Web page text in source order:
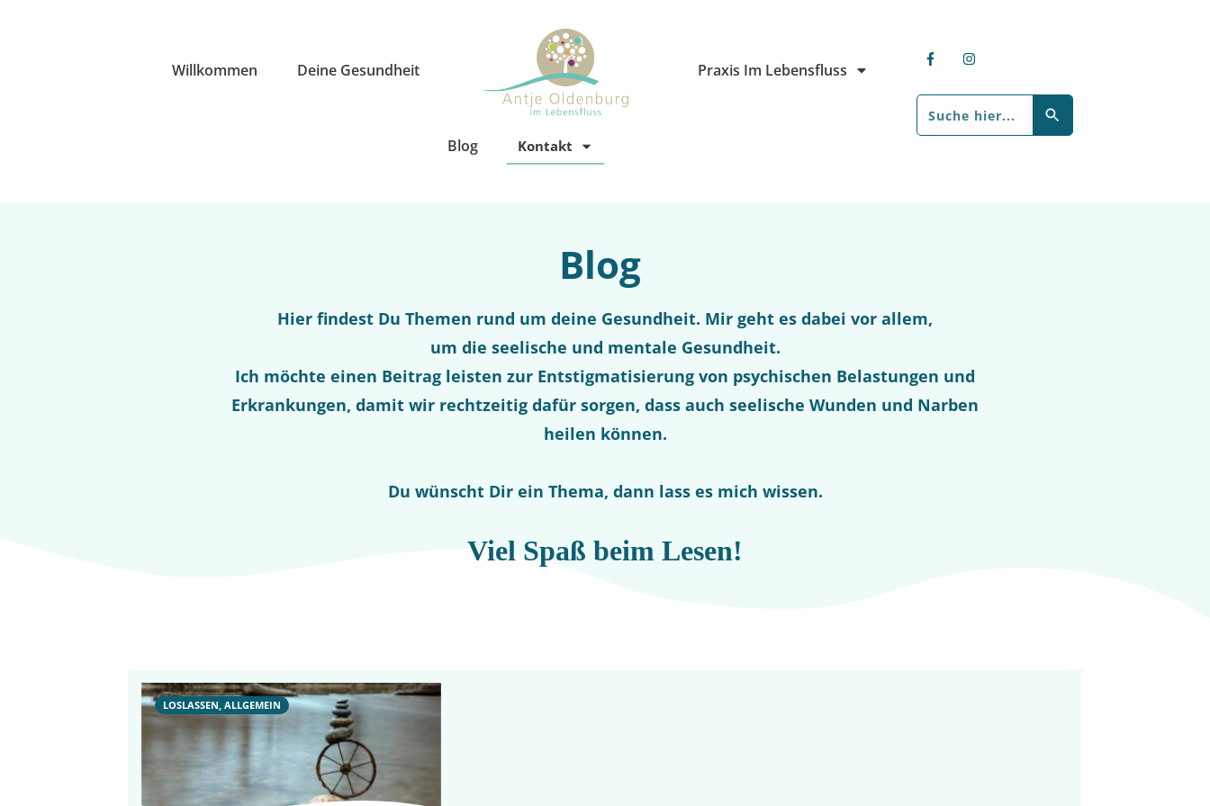
Willkommen Deine Gesundheit Praxis Im Lebensfluss
Blog Kontakt
Blog
Hier findest Du Themen rund um deine Gesundheit. Mir geht es dabei vor allem,
um die seelische und mentale Gesundheit.
Ich möchte einen Beitrag leisten zur Entstigmatisierung von psychischen Belastungen und
Erkrankungen, damit wir rechtzeitig dafür sorgen, dass auch seelische Wunden und Narben
heilen können.
Du wünscht Dir ein Thema, dann lass es mich wissen.
Viel Spaß beim Lesen!
LOSLASSEN, ALLGEMEIN